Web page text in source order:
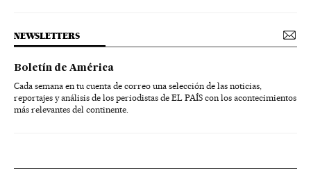
NEWSLETTERS
Boletín de América
Cada semana en tu cuenta de correo una selección de las noticias,
reportajes y análisis de los periodistas de EL PAÍS con los acontecimientos
más relevantes del continente.